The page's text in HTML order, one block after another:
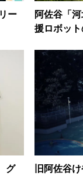
ー
阿佐谷「
援ロボッ
グ
旧阿佐谷